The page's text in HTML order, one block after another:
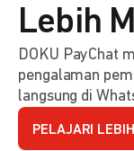
Lebih
DOKU PayChat
pengalaman
langsung di
PELAJARI